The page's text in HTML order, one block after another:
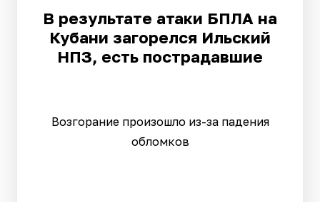
В результате атаки БПЛА на
Кубани загорелся Ильский
НПЗ, есть пострадавшие
Возгорание произошло из-за падения
обломков